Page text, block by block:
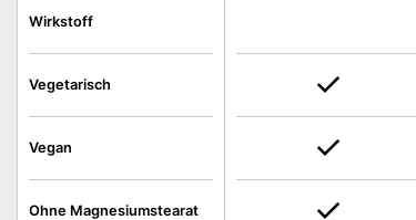
Wirkstoff
Vegetarisch
Vegan
Ohne Magnesiumstearat